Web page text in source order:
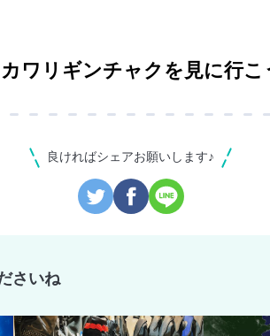
ワリギンチャクを見に行こ
良ければシェアお願いします♪
さいね